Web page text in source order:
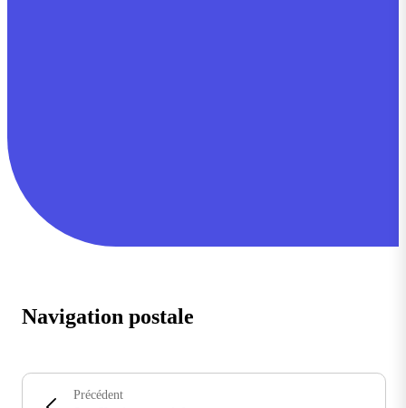
Navigation postale
Précédent